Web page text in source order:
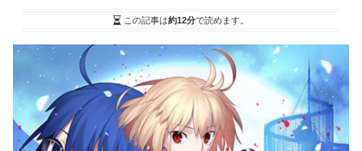
この記事は約12分で読めます。